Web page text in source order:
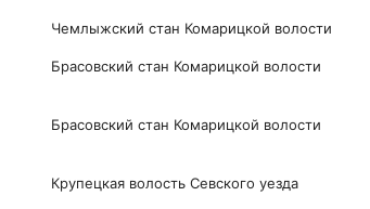
Чемлыжский стан Комарицкой волости
Брасовский стан Комарицкой волости
Брасовский стан Комарицкой волости
Крупецкая волость Севского уезда